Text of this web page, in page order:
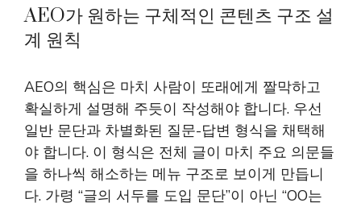
AEO가 원하는 구체적인 콘텐츠 구조 설
계 원칙
AEO의 핵심은 마치 사람이 또래에게 짤막하고
확실하게 설명해 주듯이 작성해야 합니다. 우선
일반 문단과 차별화된 질문-답변 형식을 채택해
야 합니다. 이 형식은 전체 글이 마치 주요 의문들
을 하나씩 해소하는 메뉴 구조로 보이게 만듭니
다. 가령 “글의 서두를 도입 문단”이 아닌 “OO는